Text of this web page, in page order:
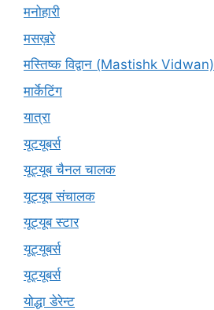
मनोहारी
मसख़रे
मस्तिष्क विद्वान (Mastishk Vidwan)
मार्केटिंग
यात्रा
यूटयूबर्स
यूट्यूब चैनल चालक
यूट्यूब संचालक
यूट्यूब स्टार
यूट्‍यूबर्स
यूट्यूबर्स
योद्धा डेरेन्ट